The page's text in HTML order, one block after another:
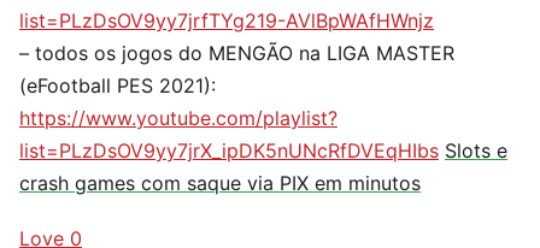
list=PLzDsOV9yy7jrfTYg219-AVlBpWAfHWnjz
– todos os jogos do MENGÃO na LIGA MASTER
(eFootball PES 2021):
https://www.youtube.com/playlist?
list=PLzDsOV9yy7jrX_ipDK5nUNcRfDVEqHIbs Slots e
crash games com saque via PIX em minutos
Love 0